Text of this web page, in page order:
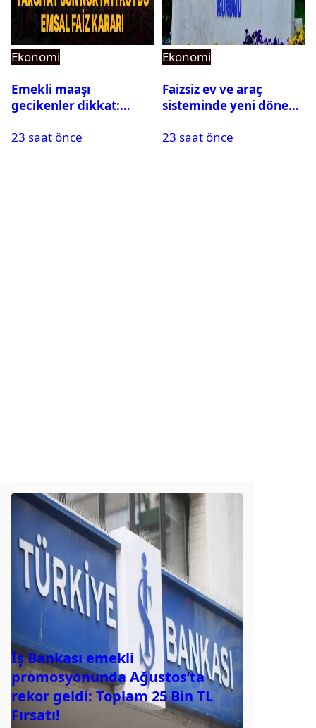
Ekonomi
Emekli maaşı
gecikenler dikkat:
maaşı için emsal faiz
23 saat önce
Ekonomi
Faizsiz ev ve araç
sisteminde yeni dönem:
değiştirdi
23 saat önce
İş Bankası emekli
promosyonunda Ağustos’ta
rekor geldi: Toplam 25 Bin TL
Fırsatı!